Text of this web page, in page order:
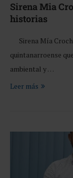
Sirena Mia
historias
Sirena Mía
quintanarroense
ambiental y …
Leer más